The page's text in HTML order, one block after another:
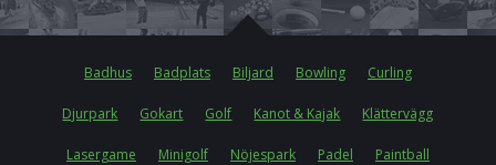
Badhus Badplats Biljard Bowling Curling
Djurpark Gokart Golf Kanot & Kajak Klättervägg
Lasergame Minigolf Nöjespark Padel Paintball